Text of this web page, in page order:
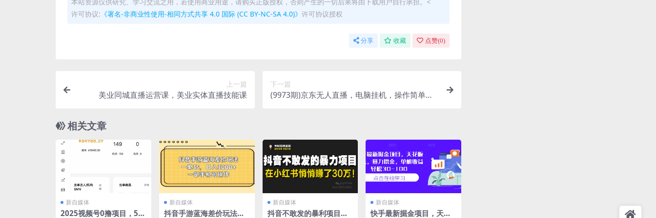
许可协议: 《署名-非商业性使用-相同方式共享 4.0 国际 (CC BY-NC-SA 4.0)》 许可协议授权
分享 收藏 点赞(0)
上一篇
美业同城直播运营课，美业实体直播技能课
下一篇
(9973期)京东无人直播，电脑挂机，操作简单，
相关文章
新自媒体
2025视频号0撸项目，5分
新自媒体
抖音手游蓝海差价玩法，
新自媒体
抖音不敢发的暴利项目，
新自媒体
快手最新掘金项目，天花